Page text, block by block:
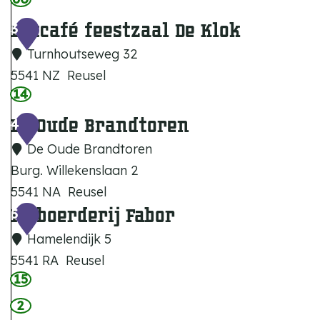
i
t
e
n
m
a
n
3
Eetcafé feestzaal De Klok
Turnhoutseweg 32
5541 NZ Reusel
E
e
t
c
é
f
e
e
s
14
4
De Oude Brandtoren
De Oude Brandtoren
Burg. Willekenslaan 2
5541 NA Reusel
D
e
O
u
d
5
IJsboerderij Fabor
Hamelendijk 5
5541 RA Reusel
I
J
15
2